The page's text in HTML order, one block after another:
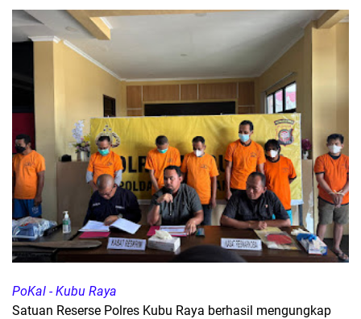
PoKal - Kubu Raya
Satuan Reserse Polres Kubu Raya berhasil mengungkap